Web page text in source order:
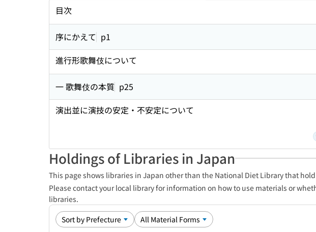
目次
序にかえて p1
進行形歌舞伎について
一 歌舞伎の本質 p25
演出並に演技の安定・不安定について
Holdings of Libraries in Japan
This page shows libraries in Japan other than the National Diet Library that
Please contact your local library for information on how to use materials or
libraries.